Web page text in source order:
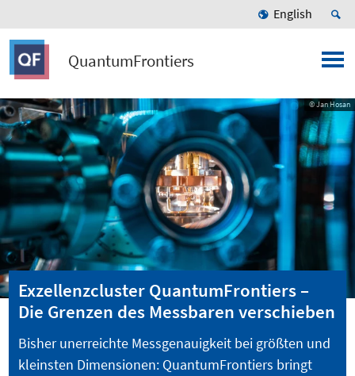
English
QuantumFrontiers
© Jan Hosan
Exzellenzcluster QuantumFrontiers –
Die Grenzen des Messbaren verschieben
Bisher unerreichte Messgenauigkeit bei größten und
kleinsten Dimensionen: QuantumFrontiers bringt